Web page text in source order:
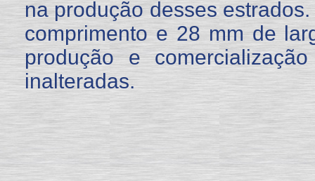
na produção desses
comprimento e 28 mm de
produção e
inalteradas.